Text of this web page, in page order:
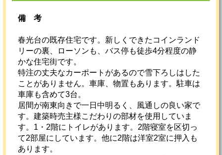
備考
春光台の既存住宅です。新しくできたコインランド
リーの裏、ローソンも、バス停も徒歩4分程度の静
かな住宅街です。
特注の丈夫なカーポートがあるので雪下ろしはした
ことがありません。車庫、物置もあります。駐車は
車庫も含めて3台。
居間が南東向きで一日中明るく、風通しの良い家で
す。建築時売主様こだわりの部材を使用していま
す。1・2階にトイレがあります。2階寝室を区切っ
て2部屋にしています。他に2階は洋室2室に押入も
あります。